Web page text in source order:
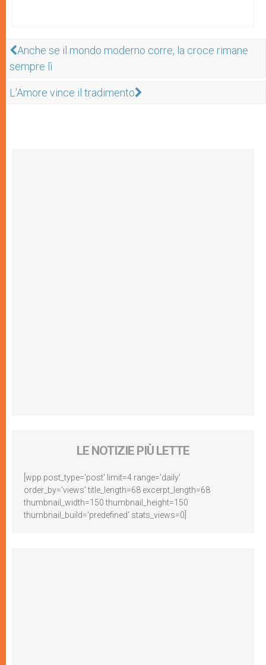
Anche se il mondo moderno corre, la croce rimane
sempre lì
L'Amore vince il tradimento
LE NOTIZIE PIÙ LETTE
[wpp post_type='post' limit=4 range='daily'
order_by='views' title_length=68 excerpt_length=68
thumbnail_width=150 thumbnail_height=150
thumbnail_build='predefined' stats_views=0]